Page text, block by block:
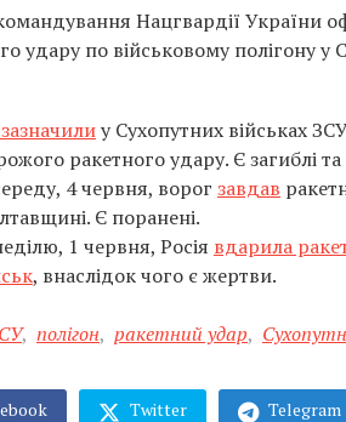
Нацгвардії України
удару по військовому полігону у
зазначилиу Сухопутних військах
ракетного удару. Є загиблі
4 червня, ворог завдав
Є поранені.
1 червня, Росія вдарила
, внаслідок чого є жертви.
, полігон, ракетний удар,
Twitter Telegram